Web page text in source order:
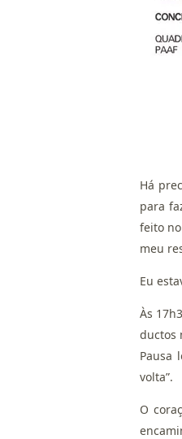
Há
para
feito
meu
Eu
Às
ductos
Pausa
volta”.
O